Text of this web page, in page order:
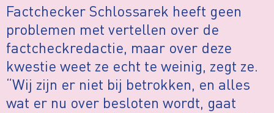
Factchecker Schlossarek heeft geen
problemen met vertellen over de
factcheckredactie, maar over deze
kwestie weet ze echt te weinig, zegt ze.
“Wij zijn er niet bij betrokken, en alles
wat er nu over besloten wordt, gaat